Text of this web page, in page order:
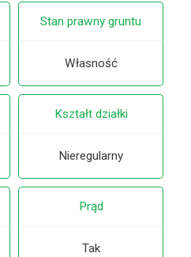
Stan prawny gruntu
Własność
Kształt działki
Nieregularny
Prąd
Tak